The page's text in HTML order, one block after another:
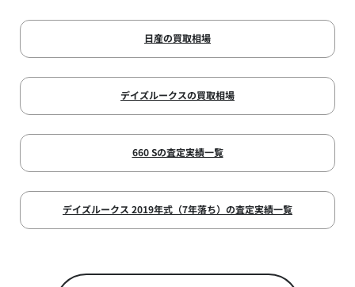
日産の買取相場
デイズルークスの買取相場
660 Sの査定実績一覧
デイズルークス 2019年式（7年落ち）の査定実績一覧